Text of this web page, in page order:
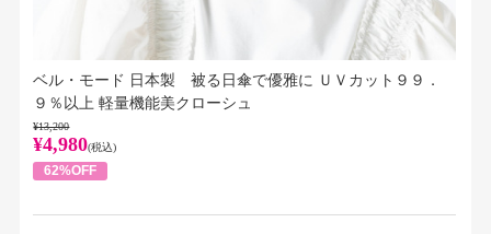
ベル・モード 日本製 被る日傘で優雅に ＵＶカット９９．
９％以上 軽量機能美クローシュ
¥13,200
¥4,980(税込)
62%OFF